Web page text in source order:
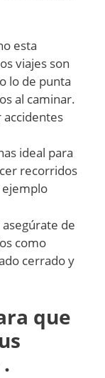
esta
viajes son
lo de punta
al caminar.
accidentes
ideal para
recorridos
ejemplo
de
como
cerrado y
que